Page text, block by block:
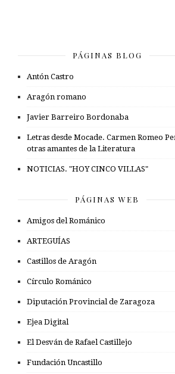
PÁGINAS BLOG
Antón Castro
Aragón romano
Javier Barreiro Bordonaba
Letras desde Mocade. Carmen Romeo
otras amantes de la Literatura
NOTICIAS. "HOY CINCO VILLAS"
PÁGINAS WEB
Amigos del Románico
ARTEGUÍAS
Castillos de Aragón
Círculo Románico
Diputación Provincial de Zaragoza
Ejea Digital
El Desván de Rafael Castillejo
Fundación Uncastillo